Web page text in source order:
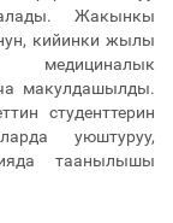
Жакынкы
кийинки жылы
медициналык
макулдашылды.
студенттерин
уюштуруу,
таанылышы